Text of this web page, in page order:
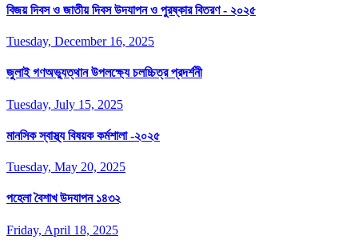
বিজয় দিবস ও জাতীয় দিবস উদযাপন ও পুরষ্কার বিতরণ - ২০২৫
Tuesday, December 16, 2025
জুলাই গণঅভ্যুত্থান উপলক্ষ্যে চলচ্চিত্র প্রদর্শনী
Tuesday, July 15, 2025
মানসিক স্বাস্থ্য বিষয়ক কর্মশালা -২০২৫
Tuesday, May 20, 2025
পহেলা বৈশাখ উদযাপন ১৪৩২
Friday, April 18, 2025